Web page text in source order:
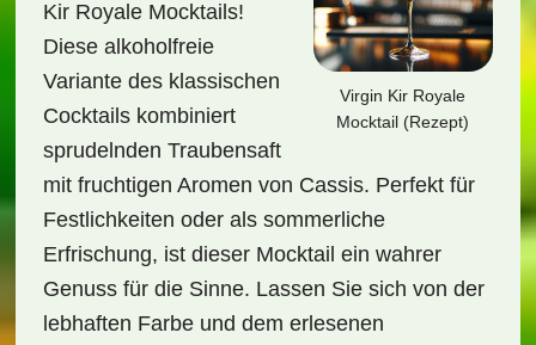
Virgin Kir Royale
Mocktail (Rezept)
Kir Royale Mocktails!
Diese alkoholfreie
Variante des klassischen
Cocktails kombiniert
sprudelnden Traubensaft
mit fruchtigen Aromen von Cassis. Perfekt für
Festlichkeiten oder als sommerliche
Erfrischung, ist dieser Mocktail ein wahrer
Genuss für die Sinne. Lassen Sie sich von der
lebhaften Farbe und dem erlesenen